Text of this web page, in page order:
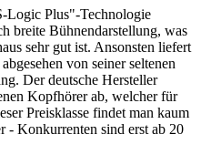
Logic Plus"-Technologie
breite Bühnendarstellung, was
sehr gut ist. Ansonsten liefert
von seiner seltenen
Der deutsche Hersteller
Kopfhörer ab, welcher für
Preisklasse findet man kaum
- Konkurrenten sind erst ab 20